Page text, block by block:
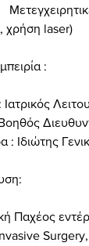
χρήση laser)
:
: Ιδιώτης
:
Παχέος
Surge